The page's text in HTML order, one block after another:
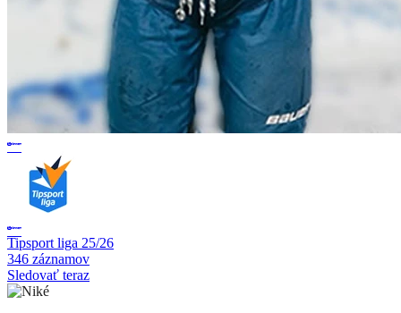
Tipsport liga 25/26
346 záznamov
Sledovať teraz